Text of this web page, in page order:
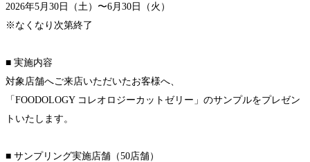
2026年5月30日（土）〜6月30日（火）
※なくなり次第終了
■ 実施内容
対象店舗へご来店いただいたお客様へ、
「FOODOLOGY コレオロジーカットゼリー」のサンプルをプレゼン
トいたします。
■ サンプリング実施店舗（50店舗）